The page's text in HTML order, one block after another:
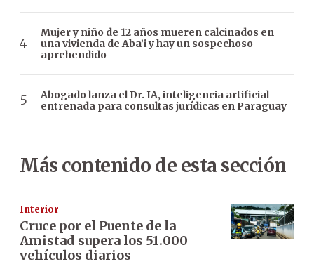
Mujer y niño de 12 años mueren calcinados en
una vivienda de Aba’i y hay un sospechoso
aprehendido
Abogado lanza el Dr. IA, inteligencia artificial
entrenada para consultas jurídicas en Paraguay
Más contenido de esta sección
Interior
Cruce por el Puente de la
Amistad supera los 51.000
vehículos diarios